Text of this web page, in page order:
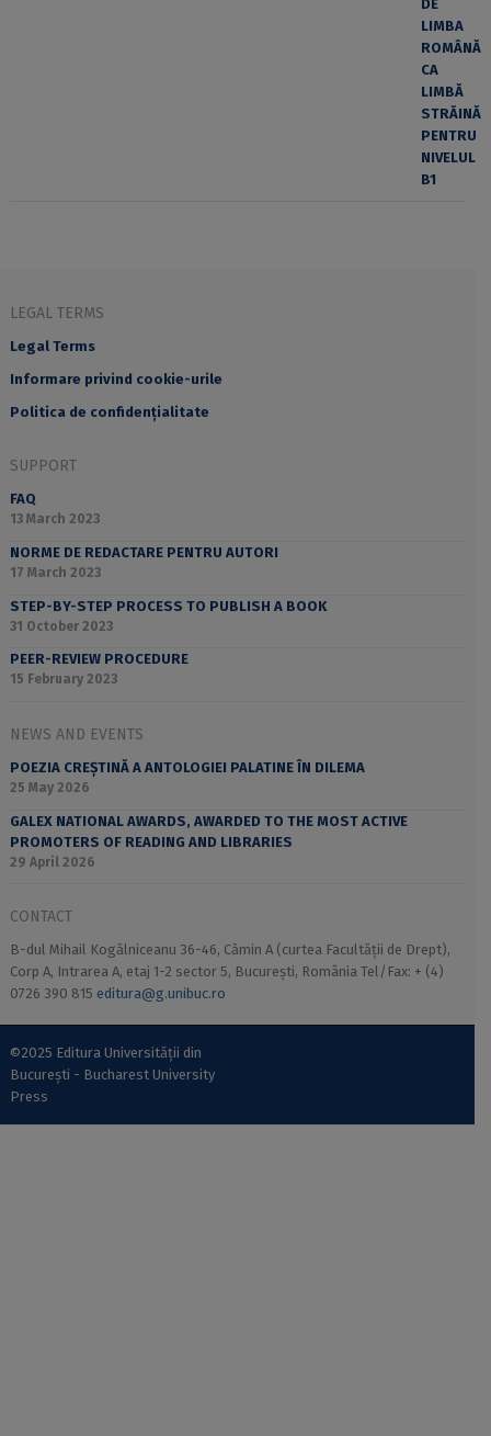
LEGAL TERMS
Legal Terms
Informare privind cookie-urile
Politica de confidențialitate
SUPPORT
FAQ
13 March 2023
NORME DE REDACTARE PENTRU AUTORI
17 March 2023
STEP-BY-STEP PROCESS TO PUBLISH A BOOK
31 October 2023
PEER-REVIEW PROCEDURE
15 February 2023
NEWS AND EVENTS
POEZIA CREȘTINĂ A ANTOLOGIEI PALATINE ÎN DILEMA
25 May 2026
GALEX NATIONAL AWARDS, AWARDED TO THE MOST ACTIVE
PROMOTERS OF READING AND LIBRARIES
29 April 2026
CONTACT
B-dul Mihail Kogălniceanu 36-46, Cămin A (curtea Facultății de Drept),
Corp A, Intrarea A, etaj 1-2 sector 5, București, România Tel/Fax: + (4)
0726 390 815 editura@g.unibuc.ro
©2025 Editura Universității din
București - Bucharest University
Press